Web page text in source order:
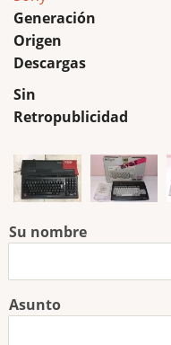
Generación
Origen
Descargas
Sin
Retropublicidad
Su nombre
Asunto